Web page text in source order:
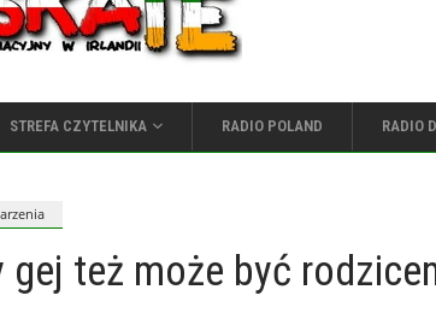
STREFA CZYTELNIKA RADIO POLAND RADIO
gej też może być